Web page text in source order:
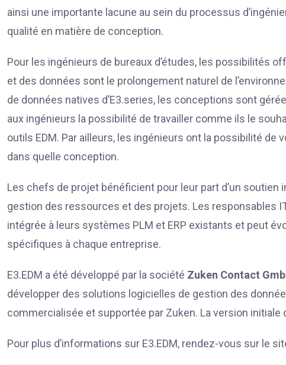
ainsi une importante lacune au sein du processus
qualité en matière de conception.
Pour les ingénieurs de bureaux d’études, les possibilités
et des données sont le prolongement naturel de
de données natives d’E3.series, les conceptions sont
aux ingénieurs la possibilité de travailler comme ils le
outils EDM. Par ailleurs, les ingénieurs ont la possibilité
dans quelle conception.
Les chefs de projet bénéficient pour leur part d’un soutien
gestion des ressources et des projets. Les responsables
intégrée à leurs systèmes PLM et ERP existants et peut
spécifiques à chaque entreprise.
E3.EDM a été développé par la société Zuken Contact
développer des solutions logicielles de gestion des
commercialisée et supportée par Zuken. La version initiale
Pour plus d’informations sur E3.EDM, rendez-vous sur le